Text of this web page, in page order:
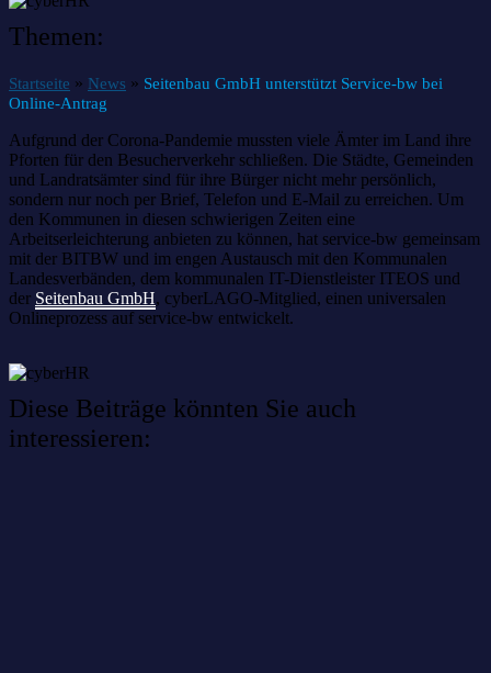
Themen:
Startseite » News » Seitenbau GmbH unterstützt Service-bw bei
Online-Antrag
Aufgrund der Corona-Pandemie mussten viele Ämter im Land ihre
Pforten für den Besucherverkehr schließen. Die Städte, Gemeinden
und Landratsämter sind für ihre Bürger nicht mehr persönlich,
sondern nur noch per Brief, Telefon und E-Mail zu erreichen. Um
den Kommunen in diesen schwierigen Zeiten eine
Arbeitserleichterung anbieten zu können, hat service-bw gemeinsam
mit der BITBW und im engen Austausch mit den Kommunalen
Landesverbänden, dem kommunalen IT-Dienstleister ITEOS und
der Seitenbau GmbH, cyberLAGO-Mitglied, einen universalen
Onlineprozess auf service-bw entwickelt.
Diese Beiträge könnten Sie auch
interessieren: